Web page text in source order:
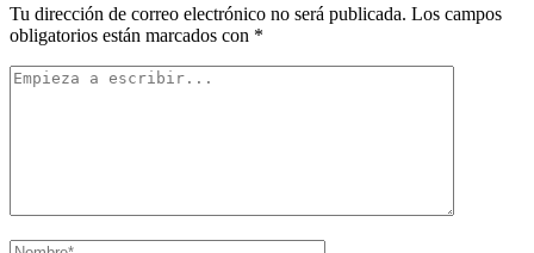
Tu dirección de correo electrónico no será publicada. Los campos
obligatorios están marcados con *